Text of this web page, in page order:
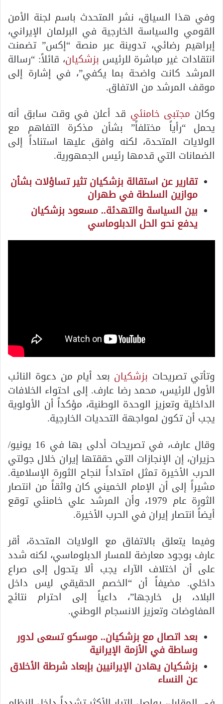
وفي هذا السياق، نشر المتحدث باسم لجنة الأمن
القومي والسياسة الخارجية في البرلمان الإيراني،
إبراهيم رضائي، تدوينة عبر منصة “إكس” تضمنت
انتقادات غير مباشرة للرئيس بزشكيان، قائلاً: “رسالة
المرشد كانت واضحة بما يكفي”، في إشارة إلى
موقف المرشد من الاتفاق.
وكان مجتبى خامنئي قد أعلن في وقت سابق أنه
يحمل “رأياً مختلفاً” بشأن مذكرة التفاهم مع
الولايات المتحدة، لكنه وافق عليها استناداً إلى
الضمانات التي قدمها رئيس الجمهورية.
تقارير عن استقالة بزشكيان تثير تساؤلات بشأن
موازين السلطة في طهران
بين السياسة والتهدئة.. مسعود بزشكيان
يدفع نحو الحل الدبلوماسي
وتأتي تصريحات بزشكيان بعد أيام من دعوة النائب
الأول للرئيس، محمد رضا عارف. إلى احتواء الخلافات
الداخلية وتعزيز الوحدة الوطنية، مؤكداً أن الأولوية
يجب أن تكون لمواجهة التحديات الخارجية.
وقال عارف، في تصريحات أدلى بها في 16 يونيو/
حزيران، إن الإنجازات التي حققتها إيران خلال جولتي
الحرب الأخيرة تمثل امتداداً لنجاح الثورة الإسلامية.
مشيراً إلى أن الإمام الخميني كان واثقاً من انتصار
الثورة عام 1979، وأن المرشد علي خامنئي توقع
أيضاً انتصار إيران في الحرب الأخيرة.
وفيما يتعلق بالاتفاق مع الولايات المتحدة، أقر
عارف بوجود معارضة للمسار الدبلوماسي، لكنه شدد
على أن اختلاف الآراء يجب ألا يتحول إلى صراع
داخلي. مضيفاً أن “الخصم الحقيقي ليس داخل
البلاد، بل خارجها”، داعياً إلى احترام نتائج
المفاوضات وتعزيز الانسجام الوطني.
بعد اتصال مع بزشكيان.. موسكو تسعى لدور
وساطة في الأزمة الإيرانية
بزشكيان يهادن الإيرانيين بإبعاد شرطة الأخلاق
عن النساء